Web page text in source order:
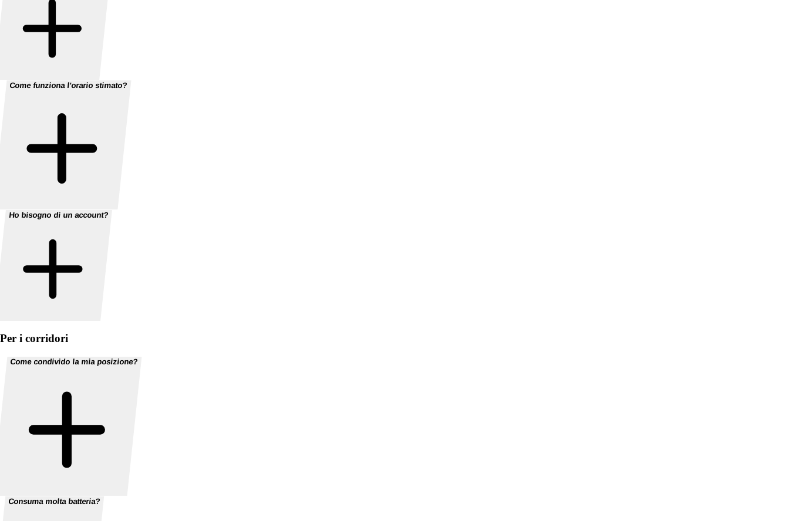
Come funziona l'orario stimato?
Ho bisogno di un account?
Per i corridori
Come condivido la mia posizione?
Consuma molta batteria?